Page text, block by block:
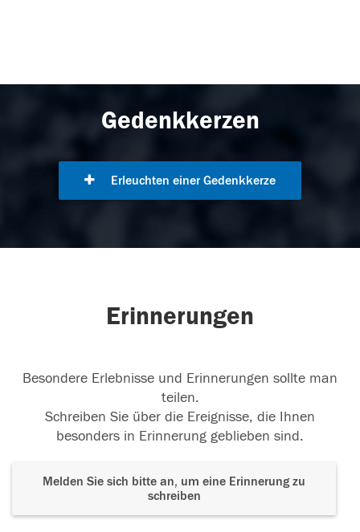
Gedenkkerzen
Erleuchten einer Gedenkkerze
Erinnerungen
Besondere Erlebnisse und Erinnerungen sollte man
teilen.
Schreiben Sie über die Ereignisse, die Ihnen
besonders in Erinnerung geblieben sind.
Melden Sie sich bitte an, um eine Erinnerung zu
schreiben